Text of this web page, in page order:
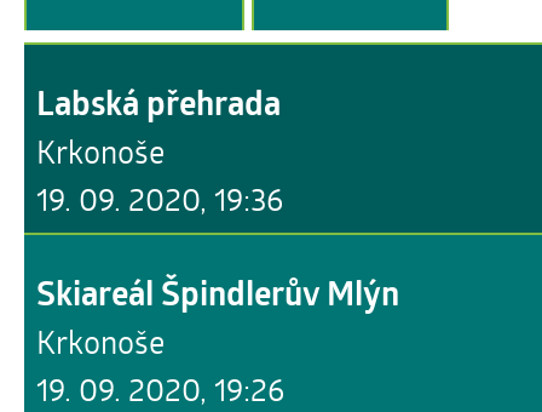
19. 09. 2020, 19:36
Labská přehrada
Krkonoše
19. 09. 2020, 19:26
Skiareál Špindlerův Mlýn
Krkonoše